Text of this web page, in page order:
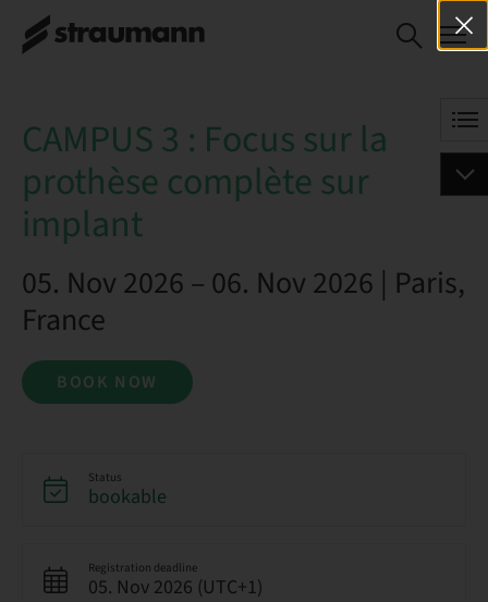
CAMPUS 3 : Focus sur la
prothèse complète sur implant
BOOK NOW
CAMPUS 3 : Focus sur la
prothèse complète sur
implant
05. Nov 2026 – 06. Nov 2026 | Paris,
France
BOOK NOW
Status
bookable
Registration deadline
05. Nov 2026 (UTC+1)